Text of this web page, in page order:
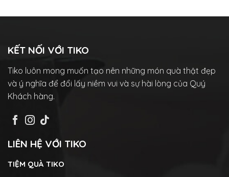
KẾT NỐI VỚI TIKO
Tiko luôn mong muốn tạo nên những món quà thật đẹp
và ý nghĩa để đổi lấy niềm vui và sự hài lòng của Quý
Khách hàng.
LIÊN HỆ VỚI TIKO
TIỆM QUÀ TIKO